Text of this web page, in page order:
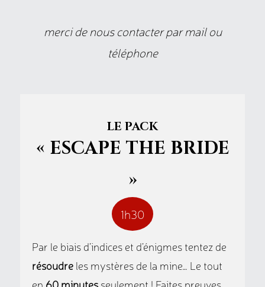
merci de nous contacter par mail ou
téléphone
LE PACK
« ESCAPE THE BRIDE
»
1h30
Par le biais d’indices et d’énigmes tentez de
résoudre les mystères de la mine… Le tout